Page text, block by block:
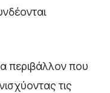
περιβάλλον που
τις